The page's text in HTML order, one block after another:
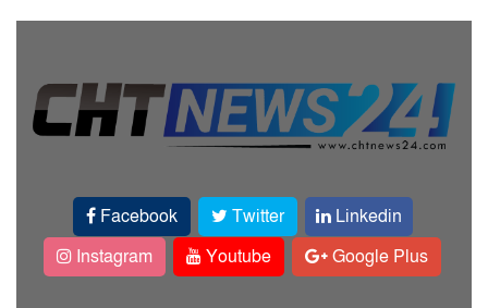
Facebook Twitter
Linkedin
Instagram
Youtube Google Plus